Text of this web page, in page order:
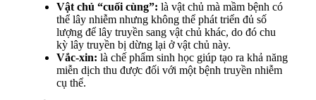
Vật chủ “cuối cùng”: là vật chủ mà mầm bệnh có
thể lây nhiễm nhưng không thể phát triển đủ số
lượng để lây truyền sang vật chủ khác, do đó chu
kỳ lây truyền bị dừng lại ở vật chủ này.
Vắc-xin: là chế phẩm sinh học giúp tạo ra khả năng
miễn dịch thu được đối với một bệnh truyền nhiễm
cụ thể.